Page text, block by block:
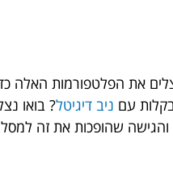
את הפלטפורמות האלה
בקלות עם ניב דיגיטל? בואו
והגישה שהופכות את זה